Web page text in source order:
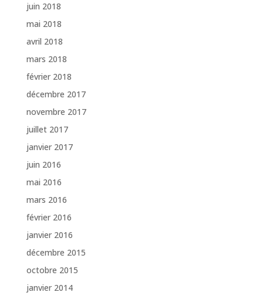
juin 2018
mai 2018
avril 2018
mars 2018
février 2018
décembre 2017
novembre 2017
juillet 2017
janvier 2017
juin 2016
mai 2016
mars 2016
février 2016
janvier 2016
décembre 2015
octobre 2015
janvier 2014